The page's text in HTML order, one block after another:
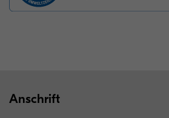
Anschrift